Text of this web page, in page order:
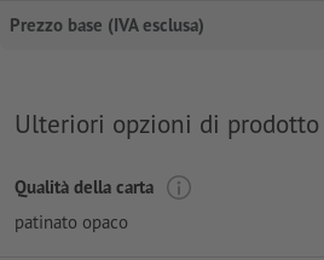
Prezzo base (IVA esclusa)
Ulteriori opzioni di prodotto
Qualità della carta
patinato opaco